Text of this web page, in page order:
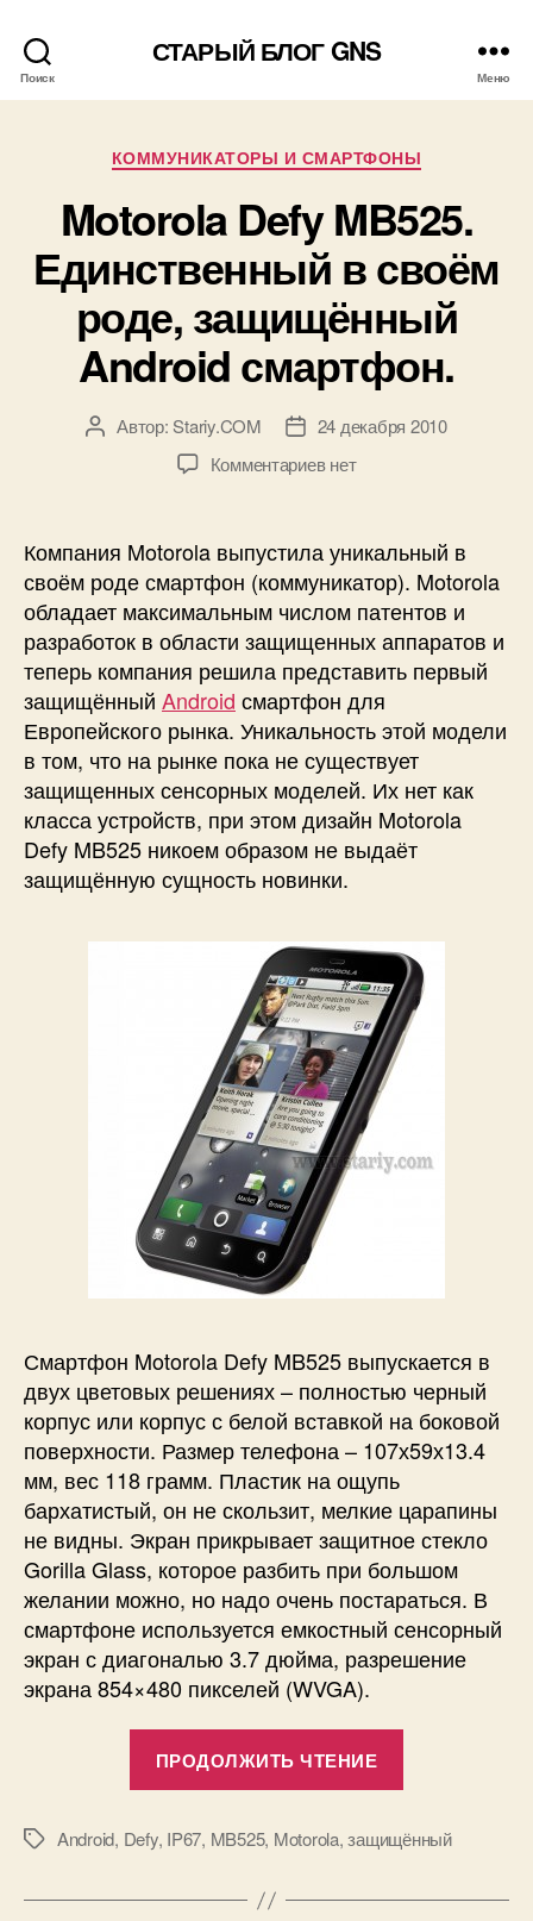
Поиск
СТАРЫЙ БЛОГ GNS
Меню
Рубрики
КОММУНИКАТОРЫ И СМАРТФОНЫ
Motorola Defy MB525.
Единственный в своём
роде, защищённый
Android смартфон.
АвторАвтор:Stariy.COM
Дата24 декабря 2010
Комментариевк
MB525.
Единственный
в
своём
роде,
защищённый
Android
нет
Компания Motorola выпустила уникальный в
своём роде смартфон (коммуникатор). Motorola
обладает максимальным числом патентов и
разработок в области защищенных аппаратов и
теперь компания решила представить первый
защищённый Android смартфон для
Европейского рынка. Уникальность этой модели
в том, что на рынке пока не существует
защищенных сенсорных моделей. Их нет как
класса устройств, при этом дизайн Motorola
Defy MB525 никоем образом не выдаёт
защищённую сущность новинки.
Смартфон Motorola Defy MB525 выпускается в
двух цветовых решениях – полностью черный
корпус или корпус с белой вставкой на боковой
поверхности. Размер телефона – 107х59х13.4
мм, вес 118 грамм. Пластик на ощупь
бархатистый, он не скользит, мелкие царапины
не видны. Экран прикрывает защитное стекло
Gorilla Glass, которое разбить при большом
желании можно, но надо очень постараться. В
смартфоне используется емкостный сенсорный
экран с диагональю 3.7 дюйма, разрешение
экрана 854×480 пикселей (WVGA).
ПРОДОЛЖИТЬ ЧТЕНИЕ
своём
МеткиAndroid, Defy, IP67, MB525, Motorola,защищённый